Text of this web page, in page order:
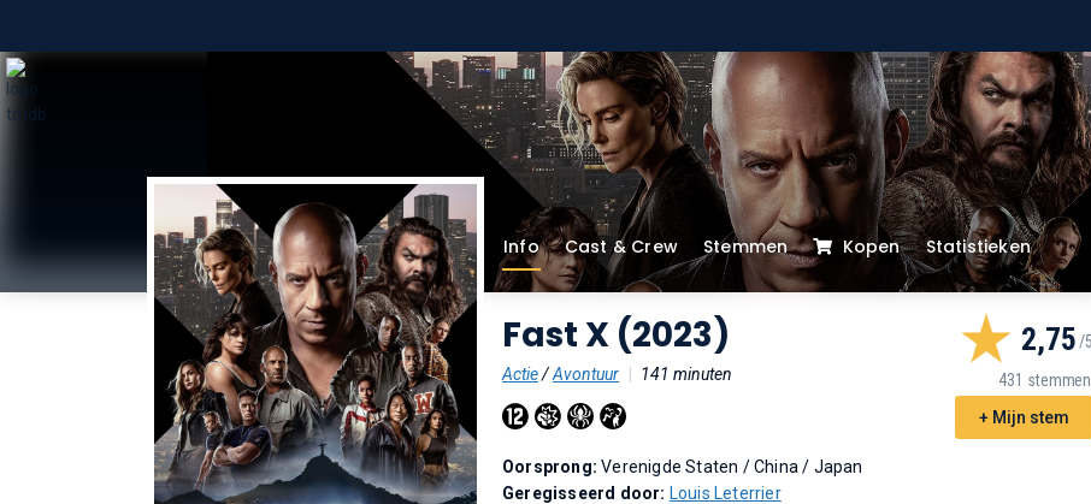
Info Cast & Crew Stemmen Kopen Statistieken
Fast X (2023)
Actie/Avontuur 141 minuten
2,75
431 stemmen
+ Mijn stem
Oorsprong:Verenigde Staten / China / Japan
Geregisseerd door: Louis Leterrier